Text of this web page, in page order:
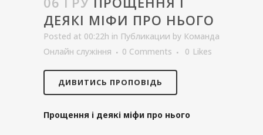
ДЕЯКІ МІФИ ПРО НЬОГО
Posted at 00:22h in Публикации by Команда
Онлайн служіння
0 Comments 0 Likes
ДИВИТИСЬ ПРОПОВІДЬ
Прощення і деякі міфи про нього